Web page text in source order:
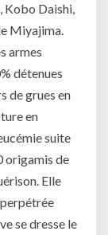
Kobo Daishi,
Miyajima.
armes
détenues
de grues en
en
suite
origamis de
Elle
se dresse le